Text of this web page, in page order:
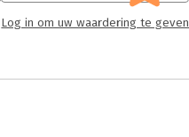
Log in om uw waardering te geven